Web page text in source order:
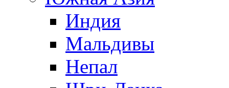
Индия
Мальдивы
Непал